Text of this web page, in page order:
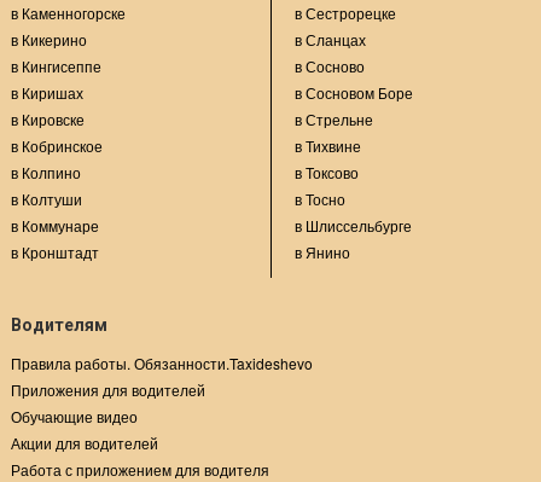
в Каменногорске
в Кикерино
в Кингисеппе
в Киришах
в Кировске
в Кобринское
в Колпино
в Колтуши
в Коммунаре
в Кронштадт
в Сестрорецке
в Сланцах
в Сосново
в Сосновом Боре
в Стрельне
в Тихвине
в Токсово
в Тосно
в Шлиссельбурге
в Янино
Водителям
Правила работы. Обязанности.Taxideshevo
Приложения для водителей
Обучающие видео
Акции для водителей
Работа с приложением для водителя